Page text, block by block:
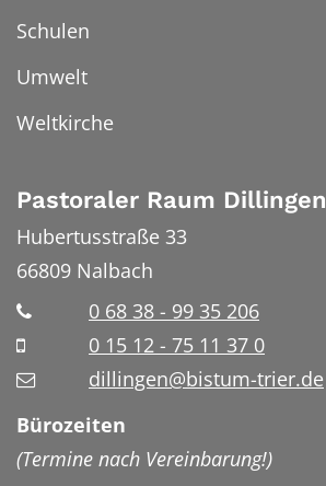
Schulen
Umwelt
Weltkirche
Pastoraler Raum Dillingen
Hubertusstraße 33
66809 Nalbach
0 68 38 - 99 35 206
0 15 12 - 75 11 37 0
dillingen@bistum-trier.de
Bürozeiten
(Termine nach Vereinbarung!)